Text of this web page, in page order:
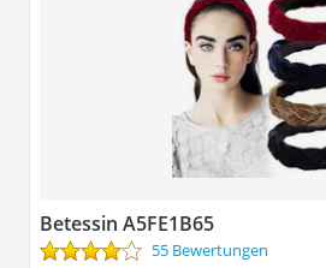
Betessin A5FE1B65
55 Bewertungen